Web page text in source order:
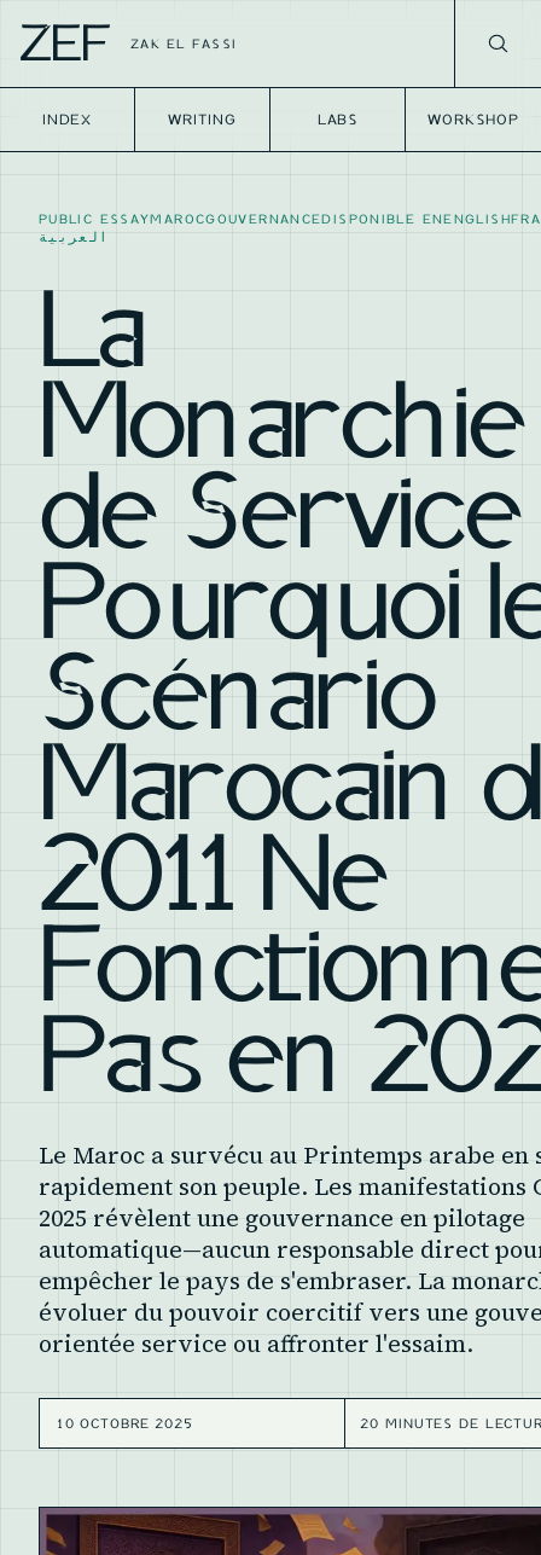
ZEF ZAK EL FASSI
INDEX WRITING LABS WORKSHOP
PUBLIC ESSAYMAROCGOUVERNANCEDISPONIBLE ENENGLISH
العربية
La
Monarchie
de Service
Pourquoi
Scénario
Marocain
2011 Ne
Pas en
Le Maroc a survécu au Printemps arabe en
rapidement son peuple. Les manifestations
2025 révèlent une gouvernance en pilotage
automatique—aucun responsable direct
empêcher le pays de s'embraser. La
évoluer du pouvoir coercitif vers une
orientée service ou affronter l'essaim.
10 OCTOBRE 2025 20 MINUTES DE